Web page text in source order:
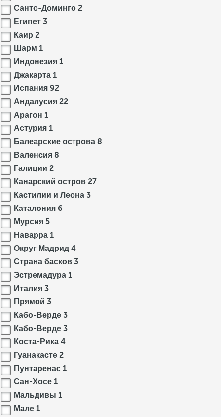
Санто-Доминго 2
Египет 3
Каир 2
Шарм 1
Индонезия 1
Джакарта 1
Испания 92
Андалусия 22
Арагон 1
Астурия 1
Балеарские острова 8
Валенсия 8
Галиции 2
Канарский остров 27
Кастилии и Леона 3
Каталония 6
Мурсия 5
Наварра 1
Округ Мадрид 4
Страна басков 3
Эстремадура 1
Италия 3
Прямой 3
Кабо-Верде 3
Кабо-Верде 3
Коста-Рика 4
Гуанакасте 2
Пунтаренас 1
Сан-Хосе 1
Мальдивы 1
Мале 1